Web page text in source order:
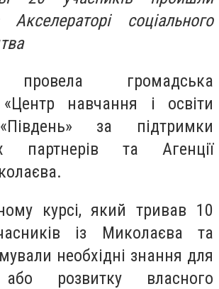
соціального
провела громадська
«Центр навчання і освіти
за підтримки
партнерів та Агенції
курсі, який тривав 10
із Миколаєва та
необхідні знання для
або розвитку власного